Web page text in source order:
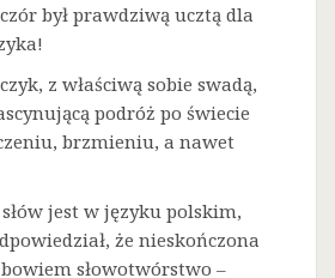
był prawdziwą ucztą dla
z właściwą sobie swadą,
podróż po świecie
brzmieniu, a nawet
jest w języku polskim,
że nieskończona
słowotwórstwo –